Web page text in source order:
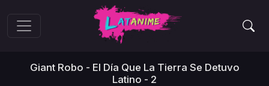
Giant Robo - El Día Que La Tierra Se Detuvo
Latino - 2